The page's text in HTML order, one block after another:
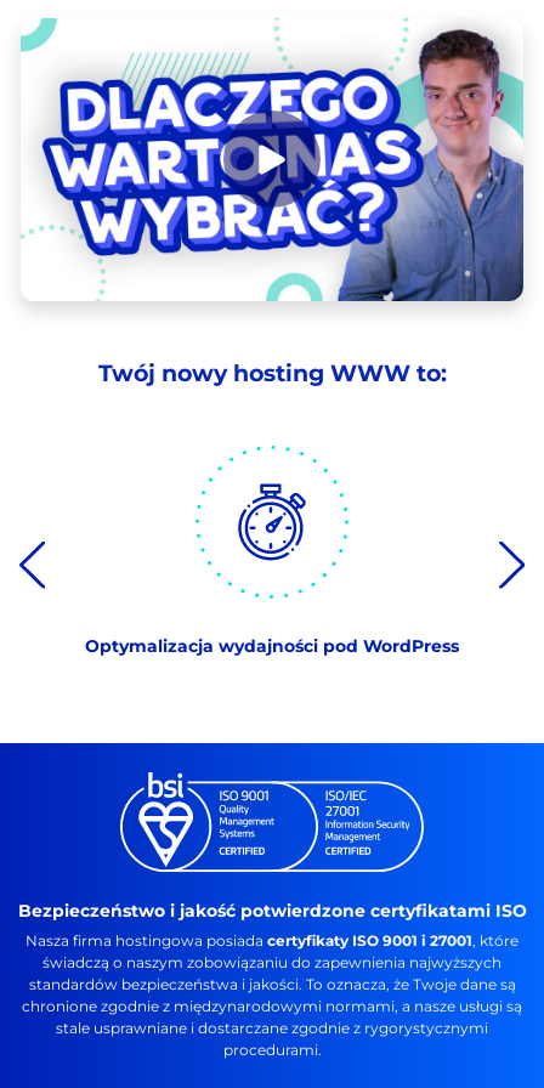
Twój nowy hosting WWW to:
Optymalizacja wydajności pod WordPress
Bezpieczeństwo i jakość potwierdzone certyfikatami ISO
Nasza firma hostingowa posiada certyfikaty ISO 9001 i 27001, które
świadczą o naszym zobowiązaniu do zapewnienia najwyższych
standardów bezpieczeństwa i jakości. To oznacza, że Twoje dane są
chronione zgodnie z międzynarodowymi normami, a nasze usługi są
stale usprawniane i dostarczane zgodnie z rygorystycznymi
procedurami.